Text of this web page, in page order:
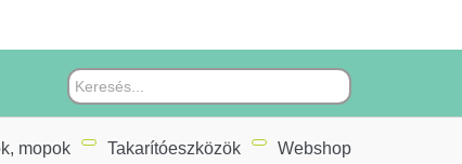
Webshop
Takarítóeszközök
mopok